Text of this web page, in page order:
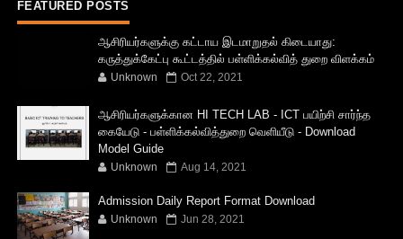
FEATURED POSTS
ஆசிரியர்களுக்கு கட்டாய இடமாறுதல் கிடையாது:
கருத்துக்கேட்பு கூட்டத்தில் பள்ளிக்கல்வித் துறை விளக்கம்
Unknown Oct 22, 2021
ஆசிரியர்களுக்கான HI TECH LAB - ICT பயிற்சி சார்ந்த
கையேடு - பள்ளிக்கல்வித்துறை வெளியீடு - Download
Model Guide
Unknown Aug 14, 2021
Admission Daily Report Format Download
Unknown Jun 28, 2021